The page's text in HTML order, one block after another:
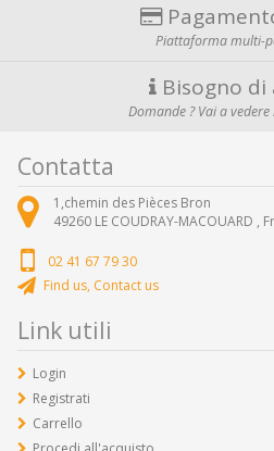
Piattaforma multi-
Bisogno di
Domande ? Vai a vedere
Contatta
1,chemin des Pièces Bron
49260 LE COUDRAY-MACOUARD ,
02 41 67 79 30
Find us, Contact us
Link utili
Login
Registrati
Carrello